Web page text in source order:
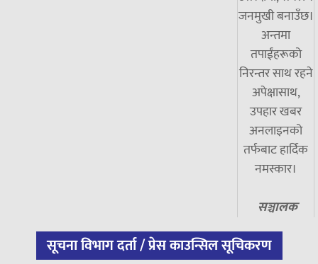
जनमुखी बनाउँछ।
अन्तमा
तपाईंहरूको
निरन्तर साथ रहने
अपेक्षासाथ,
उपहार खबर
अनलाइनको
तर्फबाट हार्दिक
नमस्कार।
सञ्चालक
सूचना विभाग दर्ता / प्रेस काउन्सिल सूचिकरण